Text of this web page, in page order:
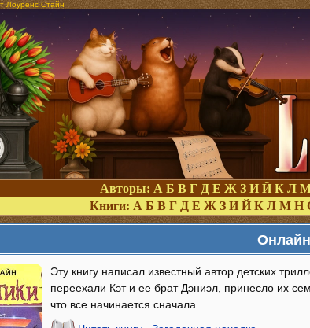
Лоуренс Стайн
Авторы: А Б В Г Д Е Ж З И Й К Л
Книги: А Б В Г Д Е Ж З И Й К Л М Н
Эту книгу написал известный автор детских
переехали Кэт и ее брат Дэниэл, принесло их
что все начинается сначала...